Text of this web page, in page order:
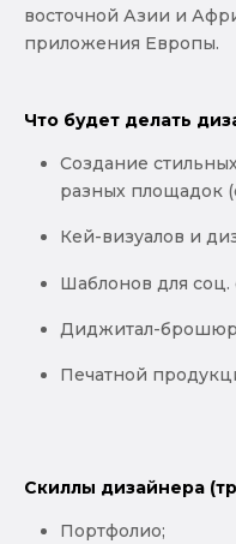
восточной Азии и
приложения Европы.
Что будет делать
Создание
разных площадок
Кей-визуалов и
Шаблонов для соц.
Диджитал-
Печатной
Скиллы дизайнера
Портфолио;